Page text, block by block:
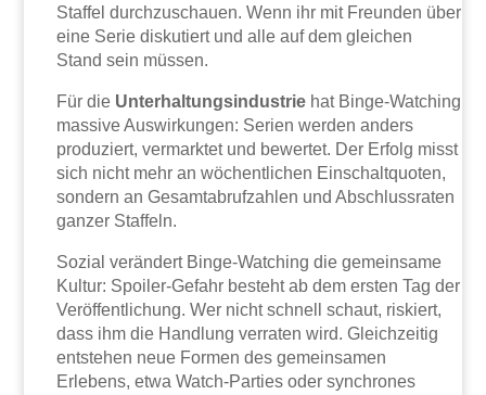
Staffel durchzuschauen. Wenn ihr mit Freunden über
eine Serie diskutiert und alle auf dem gleichen
Stand sein müssen.
Für die Unterhaltungsindustrie hat Binge-Watching
massive Auswirkungen: Serien werden anders
produziert, vermarktet und bewertet. Der Erfolg misst
sich nicht mehr an wöchentlichen Einschaltquoten,
sondern an Gesamtabrufzahlen und Abschlussraten
ganzer Staffeln.
Sozial verändert Binge-Watching die gemeinsame
Kultur: Spoiler-Gefahr besteht ab dem ersten Tag der
Veröffentlichung. Wer nicht schnell schaut, riskiert,
dass ihm die Handlung verraten wird. Gleichzeitig
entstehen neue Formen des gemeinsamen
Erlebens, etwa Watch-Parties oder synchrones